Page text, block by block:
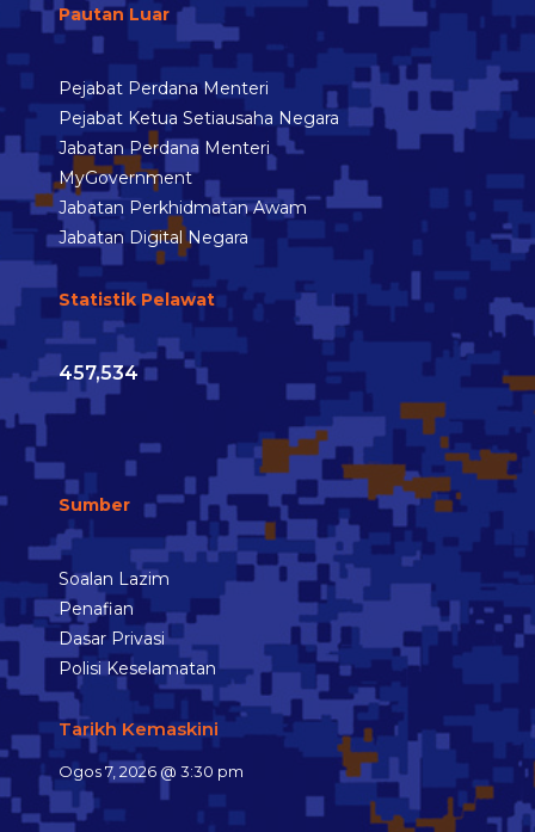
Pautan Luar
Pejabat Perdana Menteri
Pejabat Ketua Setiausaha Negara
Jabatan Perdana Menteri
MyGovernment
Jabatan Perkhidmatan Awam
Jabatan Digital Negara
Statistik Pelawat
457,534
Sumber
Soalan Lazim
Penafian
Dasar Privasi
Polisi Keselamatan
Tarikh Kemaskini
Ogos 7, 2026 @ 3:30 pm